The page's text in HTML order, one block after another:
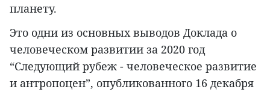
планету.
Это одни из основных выводов Доклада о
человеческом развитии за 2020 год
“Следующий рубеж - человеческое развитие
и антропоцен”, опубликованного 16 декабря